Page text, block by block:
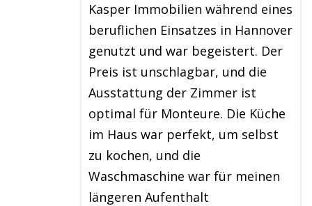
Kasper Immobilien während eines
beruflichen Einsatzes in Hannover
genutzt und war begeistert. Der
Preis ist unschlagbar, und die
Ausstattung der Zimmer ist
optimal für Monteure. Die Küche
im Haus war perfekt, um selbst
zu kochen, und die
Waschmaschine war für meinen
längeren Aufenthalt